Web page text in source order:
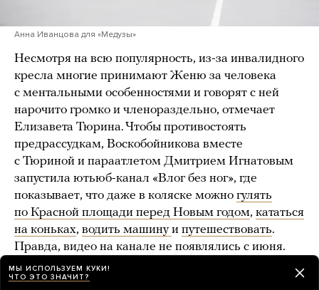
Анна Иванцова для «Медузы»
Несмотря на всю популярность, из-за инвалидного
кресла многие принимают Женю за человека
с ментальными особенностями и говорят с ней
нарочито громко и членораздельно, отмечает
Елизавета Тюрина. Чтобы противостоять
предрассудкам, Воскобойникова вместе
с Тюриной и параатлетом Дмитрием Игнатовым
запустила ютьюб-канал «Влог без ног», где
показывает, что даже в коляске можно гулять
по Красной площади перед Новым годом, кататься
на коньках, водить машинуи путешествовать.
Правда, видео на канале не появлялись с июня.
Дмитрий говорит, что не видел подругу уже
полгода, так как она занята на новой работе,
МЫ ИСПОЛЬЗУЕМ КУКИ!
ЧТО ЭТО ЗНАЧИТ?